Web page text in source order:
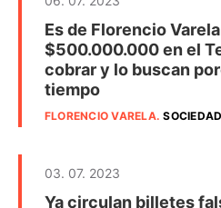
Es de Florencio
$500.000.000 en el
cobrar y lo buscan
tiempo
FLORENCIO VARELA.SOCIEDAD
03. 07. 2023
Ya circulan billetes